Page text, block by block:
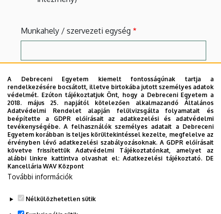
Munkahely / szervezeti egység
Adatkezelés
Az Adatkezelési tájékoztatótmegismerve
hozzájárulok adataim felhasználásához.
CAPTCHA
A Debreceni Egyetem kiemelt fontosságúnak tartja a
rendelkezésére bocsátott, illetve birtokába jutott személyes adatok
védelmét. Ezúton tájékoztatjuk Önt, hogy a Debreceni Egyetem a
2018. május 25. napjától kötelezően alkalmazandó Általános
Adatvédelmi Rendelet alapján felülvizsgálta folyamatait és
beépítette a GDPR előírásait az adatkezelési és adatvédelmi
tevékenységébe. A felhasználók személyes adatait a Debreceni
Egyetem korábban is teljes körültekintéssel kezelte, megfelelve az
érvényben lévő adatkezelési szabályozásoknak. A GDPR előírásait
követve frissítettük Adatvédelmi Tájékoztatónkat, amelyet az
alábbi linkre kattintva olvashat el:Adatkezelési tájékoztató. DE
Kancellária WAV Központ
További információk
Nélkülözhetetlen sütik